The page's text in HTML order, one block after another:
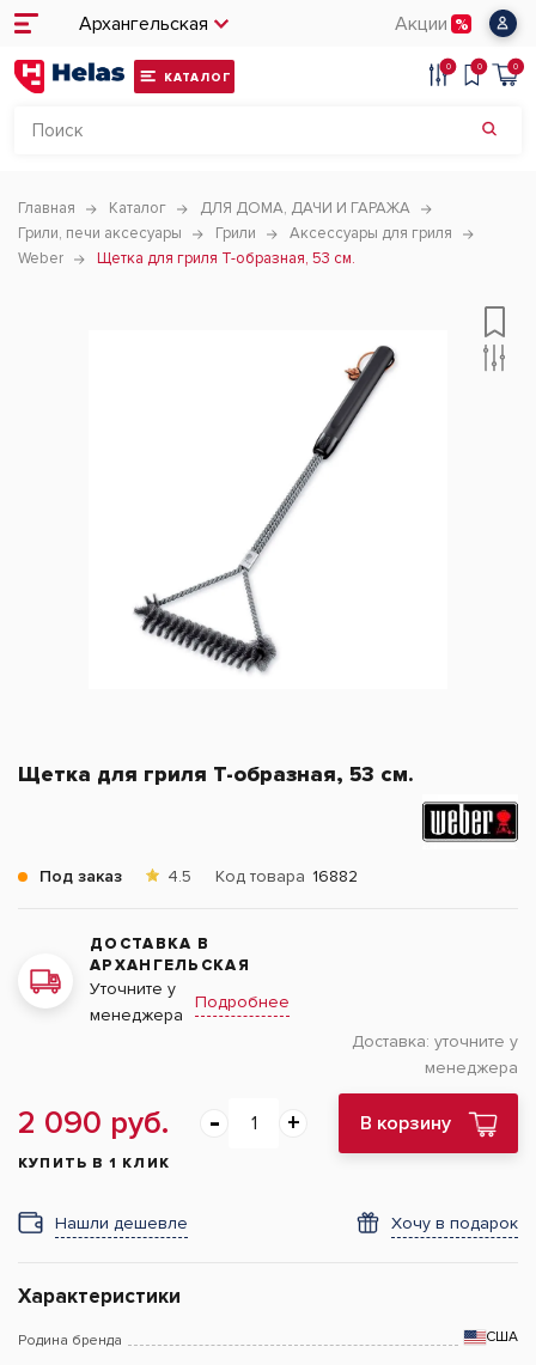
Архангельская Акции
КАТАЛОГ
0 0 0
Главная Каталог
ДЛЯ ДОМА, ДАЧИ И ГАРАЖА
Грили, печи аксесуары
Грили
Аксессуары для гриля
Weber
Щетка для гриля Т-образная, 53 см.
Щетка для гриля Т-образная, 53 см.
Под заказ 4.5 Код товара 16882
ДОСТАВКА В
АРХАНГЕЛЬСКАЯ
Уточните у
менеджера
Подробнее
Доставка: уточните у
менеджера
2 090 руб. В корзину
КУПИТЬ В 1 КЛИК
Нашли дешевле Хочу в подарок
Характеристики
Родина бренда США